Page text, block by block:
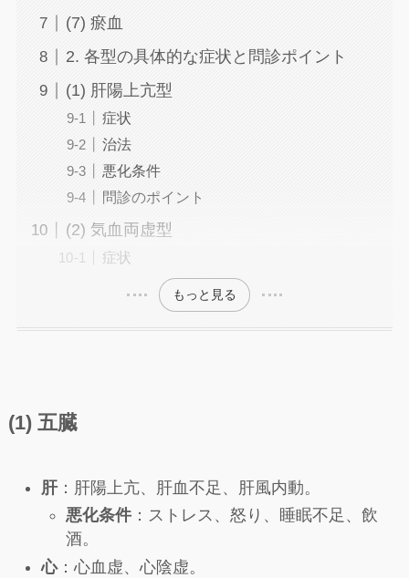
(7) 瘀血
2. 各型の具体的な症状と問診ポイント
(1) 肝陽上亢型
症状
治法
悪化条件
問診のポイント
(2) 気血両虚型
症状
もっと見る
(1) 五臓
肝：肝陽上亢、肝血不足、肝風内動。
悪化条件：ストレス、怒り、睡眠不足、飲
酒。
心：心血虚、心陰虚。